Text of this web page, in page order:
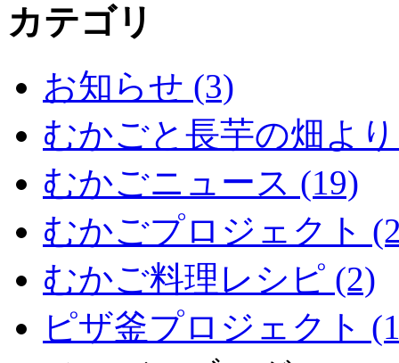
カテゴリ
お知らせ (3)
むかごと長芋の畑よ
むかごニュース (19)
むかごプロジェクト
むかご料理レシピ (2)
ピザ釜プロジェクト